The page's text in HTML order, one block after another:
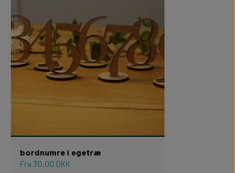
bordnumre i egetræ
Fra 30,00 DKK